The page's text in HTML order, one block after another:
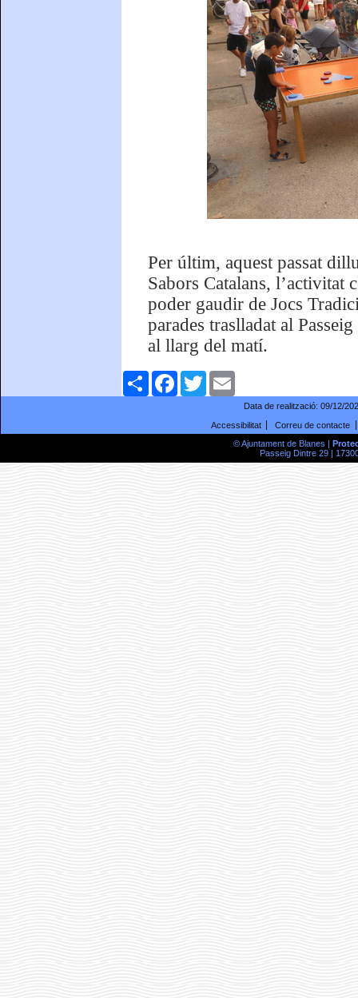
Per últim, aquest passat
Sabors Catalans, l’activitat
poder gaudir de Jocs
parades traslladat al
al llarg del matí.
ComparteixFacebookTwitter
Data de realització: 09/12/
Accessibilitat
Correu de contacte
© Ajuntament de Blanes |
Passeig Dintre 29 |